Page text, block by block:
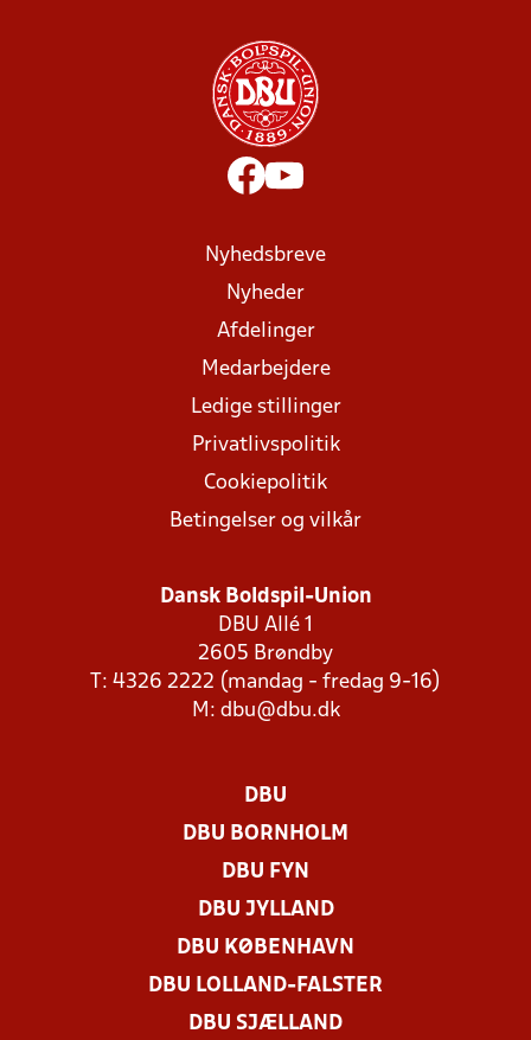
Nyhedsbreve
Nyheder
Afdelinger
Medarbejdere
Ledige stillinger
Privatlivspolitik
Cookiepolitik
Betingelser og vilkår
Dansk Boldspil-Union
DBU Allé 1
2605 Brøndby
T: 4326 2222 (mandag - fredag 9-16)
M: dbu@dbu.dk
DBU
DBU BORNHOLM
DBU FYN
DBU JYLLAND
DBU KØBENHAVN
DBU LOLLAND-FALSTER
DBU SJÆLLAND